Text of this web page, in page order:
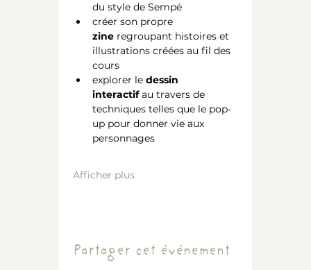
du style de Sempé
créer son propre
zine regroupant histoires et
illustrations créées au fil des
cours
explorer le dessin
interactif au travers de
techniques telles que le pop-
up pour donner vie aux
personnages
Afficher plus
Partager cet événement